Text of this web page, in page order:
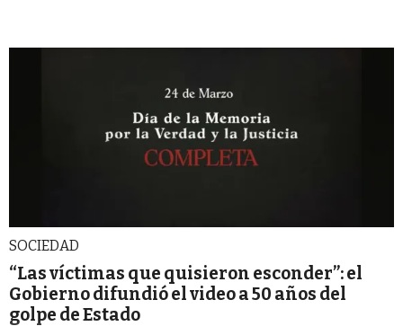
SOCIEDAD
“Las víctimas que quisieron esconder”: el
Gobierno difundió el video a 50 años del
golpe de Estado